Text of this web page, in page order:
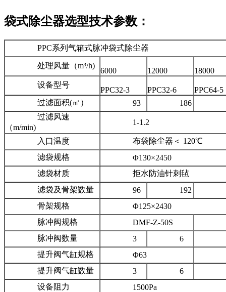
袋式除尘器选型技术参数：
PPC系列气箱式脉冲袋式除尘器
处理风量（m³/h)
6000 12000
18000
设备型号
PPC32-3 PPC32-6
PPC64-5
过滤面积(㎡）
93 186
过滤风速
（m/min)
1-1.2
入口温度
布袋除尘器＜ 120℃
滤袋规格
Φ130×2450
滤袋材质
拒水防油针刺毡
滤袋及骨架数量
96 192
骨架规格
Φ125×2430
脉冲阀规格
DMF-Z-50S
脉冲阀数量
3 6
提升阀气缸规格
Φ63
提升阀气缸数量
3 6
设备阻力
1500Pa